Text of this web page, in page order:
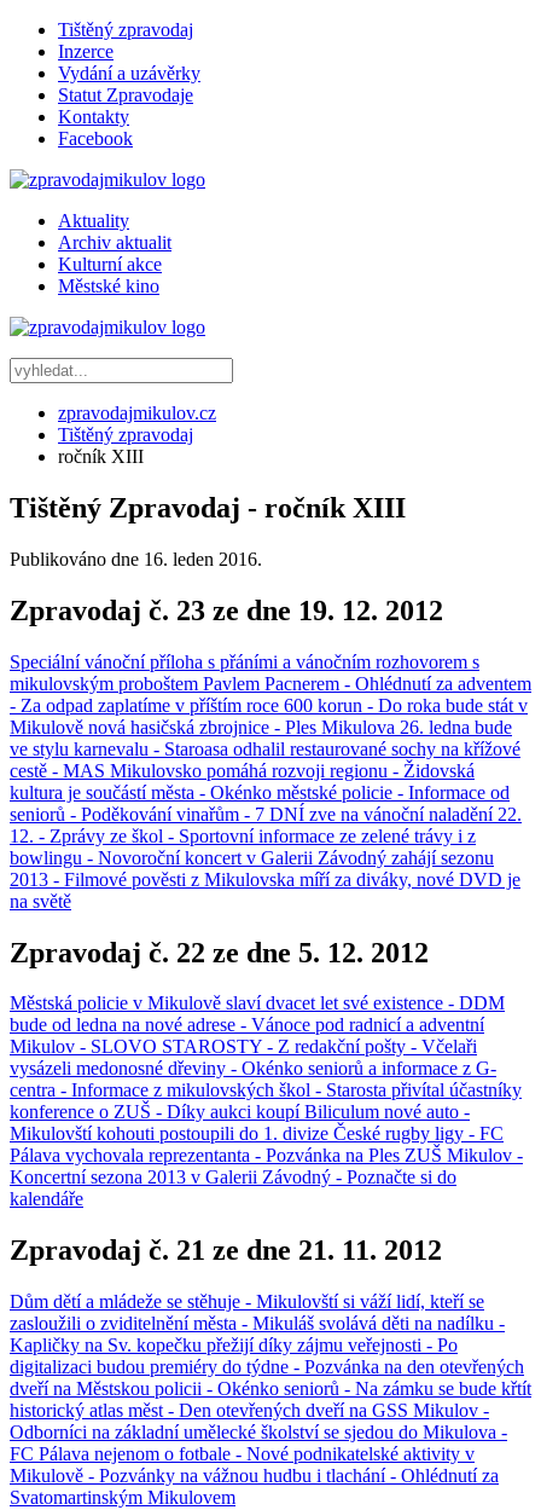
Tištěný zpravodaj
Inzerce
Vydání a uzávěrky
Statut Zpravodaje
Kontakty
Facebook
Aktuality
Archiv aktualit
Kulturní akce
Městské kino
zpravodajmikulov.cz
Tištěný zpravodaj
ročník XIII
Tištěný Zpravodaj - ročník XIII
Publikováno dne 16. leden 2016.
Zpravodaj č. 23 ze dne 19. 12. 2012
Speciální vánoční příloha s přáními a vánočním rozhovorem s
mikulovským proboštem Pavlem Pacnerem - Ohlédnutí za adventem
- Za odpad zaplatíme v příštím roce 600 korun - Do roka bude stát v
Mikulově nová hasičská zbrojnice - Ples Mikulova 26. ledna bude
ve stylu karnevalu - Staroasa odhalil restaurované sochy na křížové
cestě - MAS Mikulovsko pomáhá rozvoji regionu - Židovská
kultura je součástí města - Okénko městské policie - Informace od
seniorů - Poděkování vinařům - 7 DNÍ zve na vánoční naladění 22.
12. - Zprávy ze škol - Sportovní informace ze zelené trávy i z
bowlingu - Novoroční koncert v Galerii Závodný zahájí sezonu
2013 - Filmové pověsti z Mikulovska míří za diváky, nové DVD je
na světě
Zpravodaj č. 22 ze dne 5. 12. 2012
Městská policie v Mikulově slaví dvacet let své existence - DDM
bude od ledna na nové adrese - Vánoce pod radnicí a adventní
Mikulov - SLOVO STAROSTY - Z redakční pošty - Včelaři
vysázeli medonosné dřeviny - Okénko seniorů a informace z G-
centra - Informace z mikulovských škol - Starosta přivítal účastníky
konference o ZUŠ - Díky aukci koupí Biliculum nové auto -
Mikulovští kohouti postoupili do 1. divize České rugby ligy - FC
Pálava vychovala reprezentanta - Pozvánka na Ples ZUŠ Mikulov -
Koncertní sezona 2013 v Galerii Závodný - Poznačte si do
kalendáře
Zpravodaj č. 21 ze dne 21. 11. 2012
Dům dětí a mládeže se stěhuje - Mikulovští si váží lidí, kteří se
zasloužili o zviditelnění města - Mikuláš svolává děti na nadílku -
Kapličky na Sv. kopečku přežijí díky zájmu veřejnosti - Po
digitalizaci budou premiéry do týdne - Pozvánka na den otevřených
dveří na Městskou policii - Okénko seniorů - Na zámku se bude křtít
historický atlas měst - Den otevřených dveří na GSS Mikulov -
Odborníci na základní umělecké školství se sjedou do Mikulova -
FC Pálava nejenom o fotbale - Nové podnikatelské aktivity v
Mikulově - Pozvánky na vážnou hudbu i tlachání - Ohlédnutí za
Svatomartinským Mikulovem